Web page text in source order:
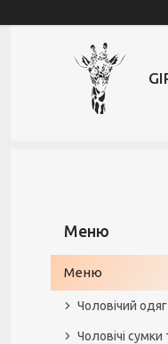
Меню
Чоловічий одяг
Чоловічі сумки